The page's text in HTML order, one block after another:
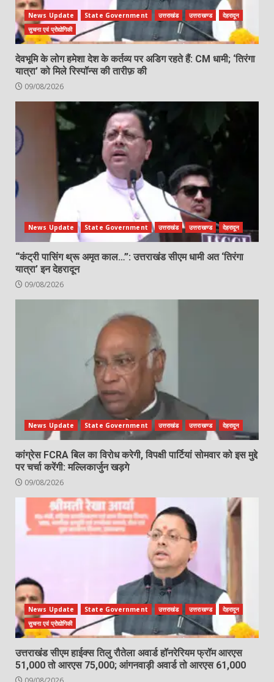
News Update State Government उत्तराखंड उत्तराखण्ड
देहरादून
सुचना एवं प्रोद्योगिकी
देवभूमि के लोग हमेशा देश के कर्तव्य पर अडिग रहते हैं: CM धामी; ‘तिरंगा
यात्रा’ को मिले रिस्पॉन्स की तारीफ़ की
09/08/2026
News Update State Government उत्तराखंड उत्तराखण्ड देहरादून
“कंट्री पासिंग थ्रू अमृत काल…”: उत्तराखंड सीएम धामी अत ‘तिरंगा
यात्रा’ इन देहरादून
09/08/2026
News Update State Government उत्तराखंड उत्तराखण्ड देहरादून
कांग्रेस FCRA बिल का विरोध करेगी, विपक्षी पार्टियां सोमवार को इस मुद्दे
पर चर्चा करेंगी: मल्लिकार्जुन खड़गे
09/08/2026
News Update State Government उत्तराखंड उत्तराखण्ड
देहरादून
सुचना एवं प्रोद्योगिकी
उत्तराखंड सीएम हाईक्स तिलु रौतेला अवार्ड हॉनरेरियम फ्रॉम आरएस
51,000 तो आरएस 75,000; आंगनवाड़ी अवार्ड तो आरएस 61,000